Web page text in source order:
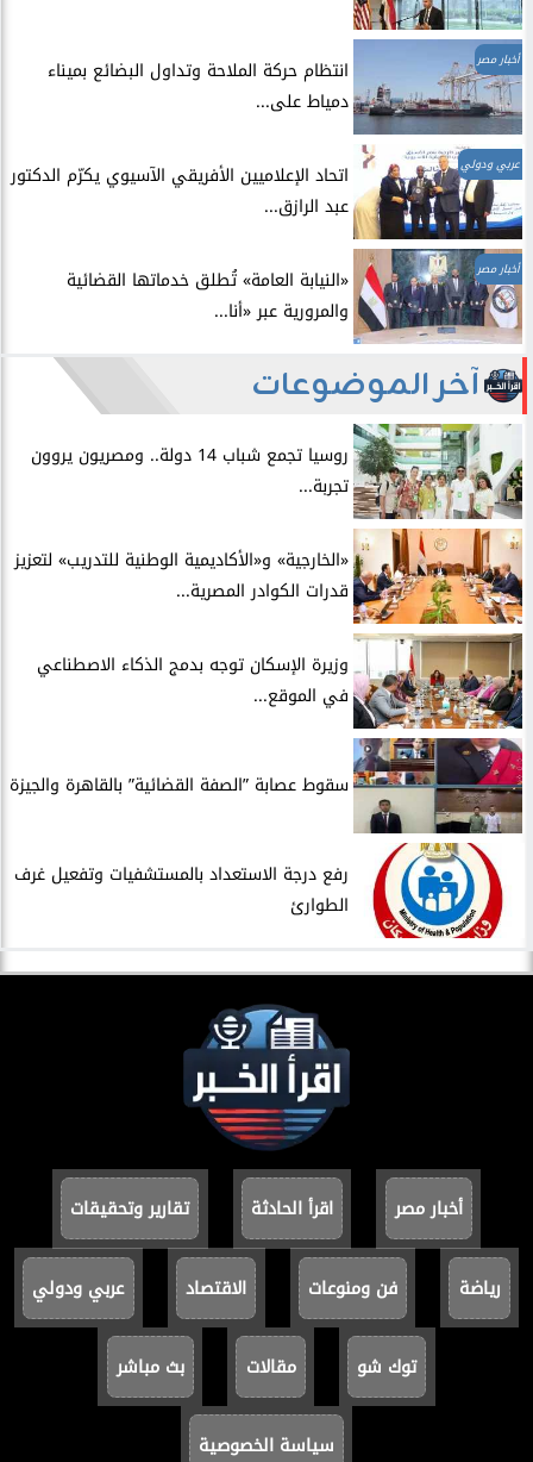
أخبار مصر
انتظام حركة الملاحة وتداول البضائع بميناء
دمياط على...
عربي ودولي
اتحاد الإعلاميين الأفريقي الآسيوي يكرّم الدكتور
عبد الرازق...
أخبار مصر
​«النيابة العامة» تُطلق خدماتها القضائية
والمرورية عبر «أنا...
آخر الموضوعات
روسيا تجمع شباب 14 دولة.. ومصريون يروون
تجربة...
​«الخارجية» و«الأكاديمية الوطنية للتدريب» لتعزيز
قدرات الكوادر المصرية...
​وزيرة الإسكان توجه بدمج الذكاء الاصطناعي
في الموقع...
سقوط عصابة ”الصفة القضائية” بالقاهرة والجيزة
​رفع درجة الاستعداد بالمستشفيات وتفعيل غرف
الطوارئ
أخبار مصر اقرأ الحادثة تقارير وتحقيقات
رياضة فن ومنوعات الاقتصاد عربي ودولي
توك شو مقالات بث مباشر
سياسة الخصوصية